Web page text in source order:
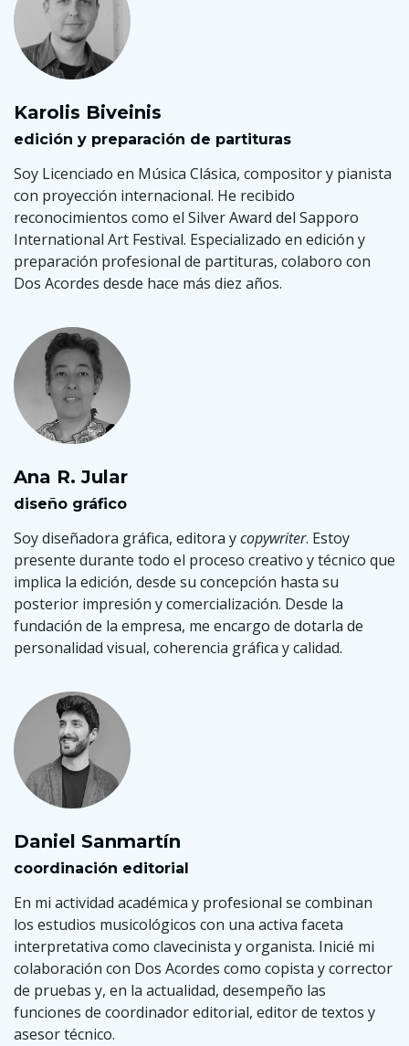
Karolis Biveinis
edición y preparación de partituras
Soy Licenciado en Música Clásica, compositor y pianista
con proyección internacional. He recibido
reconocimientos como el Silver Award del Sapporo
International Art Festival. Especializado en edición y
preparación profesional de partituras, colaboro con
Dos Acordes desde hace más diez años.
Ana R. Jular
diseño gráfico
Soy diseñadora gráfica, editora ycopywriter. Estoy
presente durante todo el proceso creativo y técnico que
implica la edición, desde su concepción hasta su
posterior impresión y comercialización. Desde la
fundación de la empresa, me encargo de dotarla de
personalidad visual, coherencia gráfica y calidad.
Daniel Sanmartín
coordinación editorial
En mi actividad académica y profesional se combinan
los estudios musicológicos con una activa faceta
interpretativa como clavecinista y organista. Inicié mi
colaboración con Dos Acordes como copista y corrector
de pruebas y, en la actualidad, desempeño las
funciones de coordinador editorial, editor de textos y
asesor técnico.